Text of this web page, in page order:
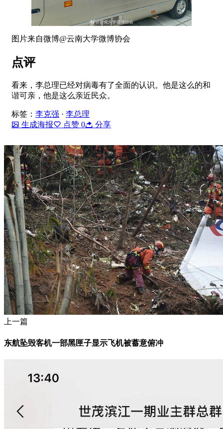
图片来自微博@云南大学微博协会
点评
看来，李总理已经对病毒有了全面的认识。他是这么的和
谐可亲，他是这么亲近民众。
标签： 李克强 · 李总理
生成海报
点赞 0 分享
上一篇
东航坠毁客机一部黑匣子显示飞机被蓄意俯冲